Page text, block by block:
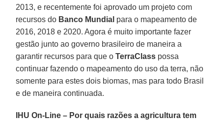
2013, e recentemente foi aprovado um projeto com
recursos do Banco Mundial para o mapeamento de
2016, 2018 e 2020. Agora é muito importante fazer
gestão junto ao governo brasileiro de maneira a
garantir recursos para que oTerraClass possa
continuar fazendo o mapeamento do uso da terra, não
somente para estes dois biomas, mas para todo Brasil
e de maneira continuada.
IHU On-Line – Por quais razões a agricultura tem